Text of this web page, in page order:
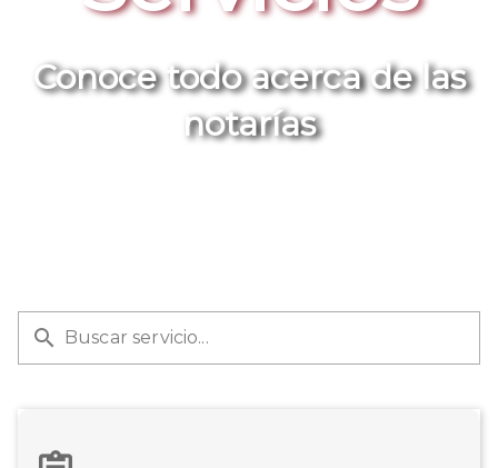
Conoce todo acerca de las
notarías
Buscar servicio...